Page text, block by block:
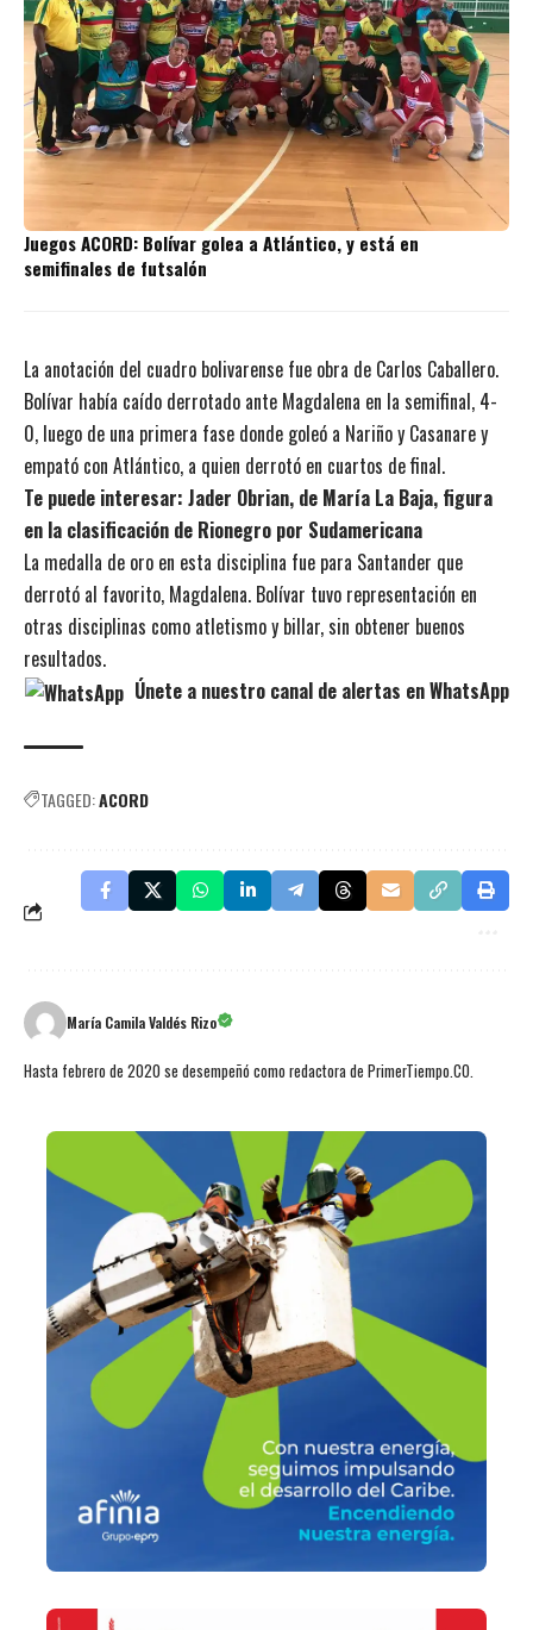
Juegos ACORD: Bolívar golea a Atlántico, y está en
semifinales de futsalón
La anotación del cuadro bolivarense fue obra de Carlos Caballero.
Bolívar había caído derrotado ante Magdalena en la semifinal, 4-
0, luego de una primera fase donde goleó a Nariño y Casanare y
empató con Atlántico, a quien derrotó en cuartos de final.
Te puede interesar: Jader Obrian, de María La Baja, figura
en la clasificación de Rionegro por Sudamericana
La medalla de oro en esta disciplina fue para Santander que
derrotó al favorito, Magdalena. Bolívar tuvo representación en
otras disciplinas como atletismo y billar, sin obtener buenos
resultados.
Únete a nuestro canal de alertas en WhatsApp
TAGGED:ACORD
María Camila Valdés Rizo
Hasta febrero de 2020 se desempeñó como redactora de PrimerTiempo.CO.